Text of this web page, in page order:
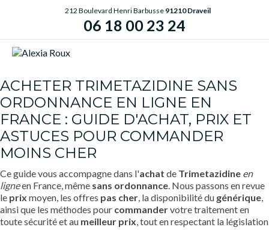
212 Boulevard Henri Barbusse 91210 Draveil
06 18 00 23 24
ACHETER TRIMETAZIDINE SANS
ORDONNANCE EN LIGNE EN
FRANCE : GUIDE D'ACHAT, PRIX ET
ASTUCES POUR COMMANDER
MOINS CHER
Ce guide vous accompagne dans l'achat de Trimetazidine en
ligneen France, même sans ordonnance. Nous passons en revue
le prix moyen, les offres pas cher, la disponibilité du générique,
ainsi que les méthodes pour commandervotre traitement en
toute sécurité et au meilleur prix, tout en respectant la législation